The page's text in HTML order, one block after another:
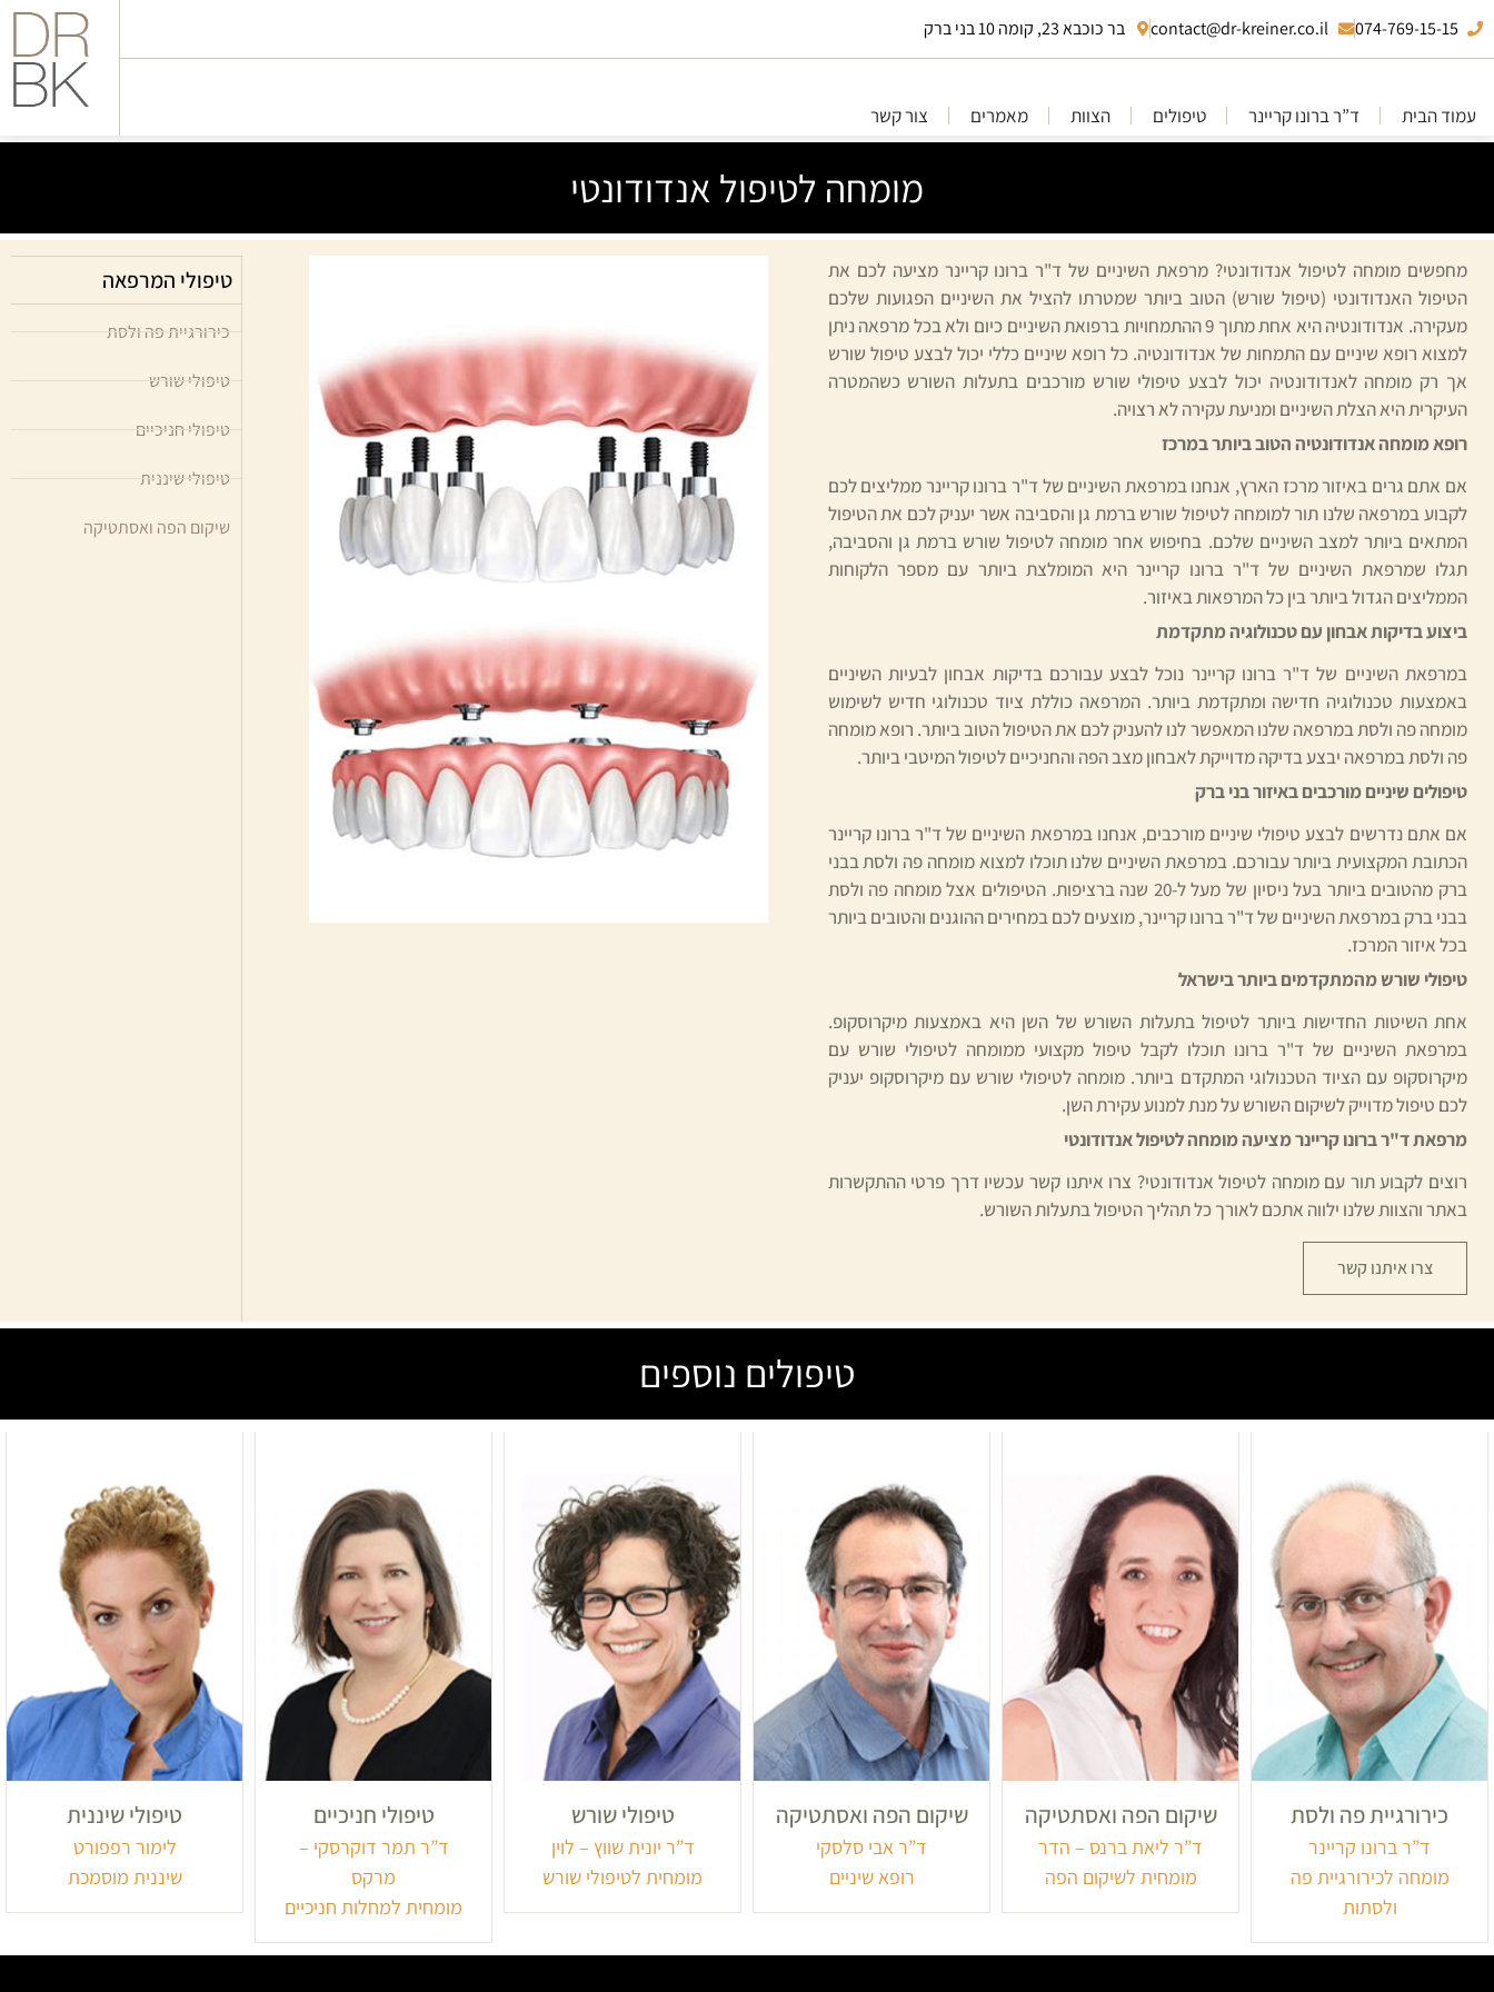
074-769-15-15
contact@dr-kreiner.co.il בר כוכבא 23, קומה 10 בני ברק
עמוד הבית ד”ר ברונו קריינר טיפולים הצוות מאמרים צור קשר
מומחה לטיפול אנדודונטי
מחפשים מומחה לטיפול אנדודונטי? מרפאת השיניים של ד"ר ברונו קריינר מציעה לכם את
הטיפול האנדודונטי (טיפול שורש) הטוב ביותר שמטרתו להציל את השיניים הפגועות שלכם
מעקירה. אנדודונטיה היא אחת מתוך 9 ההתמחויות ברפואת השיניים כיום ולא בכל מרפאה ניתן
למצוא רופא שיניים עם התמחות של אנדודונטיה. כל רופא שיניים כללי יכול לבצע טיפול שורש
אך רק מומחה לאנדודונטיה יכול לבצע טיפולי שורש מורכבים בתעלות השורש כשהמטרה
העיקרית היא הצלת השיניים ומניעת עקירה לא רצויה.
רופא מומחה אנדודונטיה הטוב ביותר במרכז
אם אתם גרים באיזור מרכז הארץ, אנחנו במרפאת השיניים של ד"ר ברונו קריינר ממליצים לכם
לקבוע במרפאה שלנו תור למומחה לטיפול שורש ברמת גן והסביבה אשר יעניק לכם את הטיפול
המתאים ביותר למצב השיניים שלכם. בחיפוש אחר מומחה לטיפול שורש ברמת גן והסביבה,
תגלו שמרפאת השיניים של ד"ר ברונו קריינר היא המומלצת ביותר עם מספר הלקוחות
הממליצים הגדול ביותר בין כל המרפאות באיזור.
ביצוע בדיקות אבחון עם טכנולוגיה מתקדמת
במרפאת השיניים של ד"ר ברונו קריינר נוכל לבצע עבורכם בדיקות אבחון לבעיות השיניים
באמצעות טכנולוגיה חדישה ומתקדמת ביותר. המרפאה כוללת ציוד טכנולוגי חדיש לשימוש
מומחה פה ולסת במרפאה שלנו המאפשר לנו להעניק לכם את הטיפול הטוב ביותר. רופא מומחה
פה ולסת במרפאה יבצע בדיקה מדוייקת לאבחון מצב הפה והחניכיים לטיפול המיטבי ביותר.
טיפולים שיניים מורכבים באיזור בני ברק
אם אתם נדרשים לבצע טיפולי שיניים מורכבים, אנחנו במרפאת השיניים של ד"ר ברונו קריינר
הכתובת המקצועית ביותר עבורכם. במרפאת השיניים שלנו תוכלו למצוא מומחה פה ולסת בבני
ברק מהטובים ביותר בעל ניסיון של מעל ל-20 שנה ברציפות. הטיפולים אצל מומחה פה ולסת
בבני ברק במרפאת השיניים של ד"ר ברונו קריינר, מוצעים לכם במחירים ההוגנים והטובים ביותר
בכל איזור המרכז.
טיפולי שורש מהמתקדמים ביותר בישראל
אחת השיטות החדישות ביותר לטיפול בתעלות השורש של השן היא באמצעות מיקרוסקופ.
במרפאת השיניים של ד"ר ברונו תוכלו לקבל טיפול מקצועי ממומחה לטיפולי שורש עם
מיקרוסקופ עם הציוד הטכנולוגי המתקדם ביותר. מומחה לטיפולי שורש עם מיקרוסקופ יעניק
לכם טיפול מדוייק לשיקום השורש על מנת למנוע עקירת השן.
מרפאת ד"ר ברונו קריינר מציעה מומחה לטיפול אנדודונטי
רוצים לקבוע תור עם מומחה לטיפול אנדודונטי? צרו איתנו קשר עכשיו דרך פרטי ההתקשרות
באתר והצוות שלנו ילווה אתכם לאורך כל תהליך הטיפול בתעלות השורש.
צרו איתנו קשר
טיפולי המרפאה
כירורגיית פה ולסת
טיפולי שורש
טיפולי חניכיים
טיפולי שיננית
שיקום הפה ואסתטיקה
טיפולים נוספים
כירורגיית פה ולסת
ד”ר ברונו קריינר
מומחה לכירורגיית פה
ולסתות
שיקום הפה ואסתטיקה
ד”ר ליאת ברנס – הדר
מומחית לשיקום הפה
שיקום הפה ואסתטיקה
ד”ר אבי סלסקי
רופא שיניים
טיפולי שורש
ד”ר יונית שווץ – לוין
מומחית לטיפולי שורש
טיפולי חניכיים
ד”ר תמר דוקרסקי –
מרקס
מומחית למחלות חניכיים
טיפולי שיננית
לימור רפפורט
שיננית מוסמכת